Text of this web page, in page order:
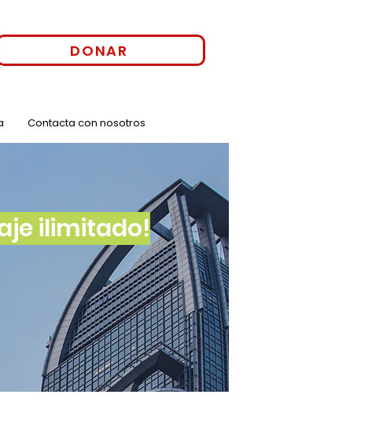
DONAR
Contacta con nosotros
ilimitado!